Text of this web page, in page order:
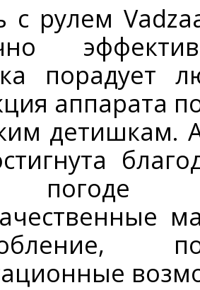
с рулем
порадует
аппарата
детишкам.
погоде